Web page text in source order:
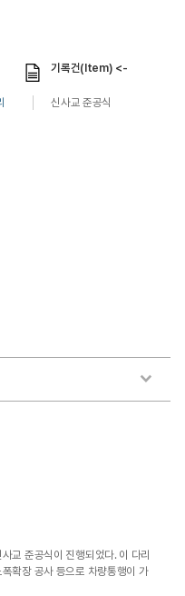
기록건(Item) <-
신사교 준공식
교 준공식이 진행되었다. 이 다리
확장 공사 등으로 차량통행이 가